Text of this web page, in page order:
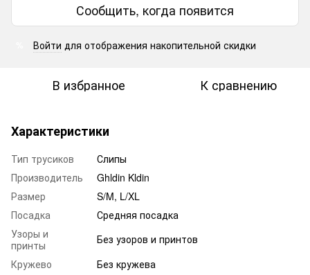
Сообщить, когда появится
Войти для отображения накопительной скидки
В избранное К сравнению
Характеристики
Тип трусиков
Слипы
Производитель
Ghldin Kldin
Размер
S/M, L/XL
Посадка
Средняя посадка
Узоры и
принты
Без узоров и принтов
Кружево
Без кружева